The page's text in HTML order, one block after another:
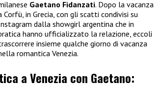
Gaetano Fidanzati. Dopo la vacanza
Corfù, in Grecia, con gli scatti condivisi su
dalla showgirl argentina che in
hanno ufficializzato la relazione, eccoli
insieme qualche giorno di vacanza
romantica Venezia.
a Venezia con Gaetano: